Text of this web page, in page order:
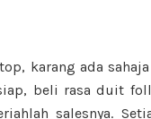
karang ada sahaja
beli rasa duit
salesnya.